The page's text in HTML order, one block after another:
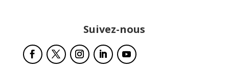
Suivez-nous